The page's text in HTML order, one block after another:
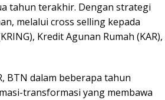
tahun terakhir. Dengan strategi
melalui cross selling kepada
Kredit Agunan Rumah (KAR),
BTN dalam beberapa tahun
transformasi yang membawa